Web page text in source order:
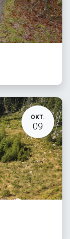
OKT.
09